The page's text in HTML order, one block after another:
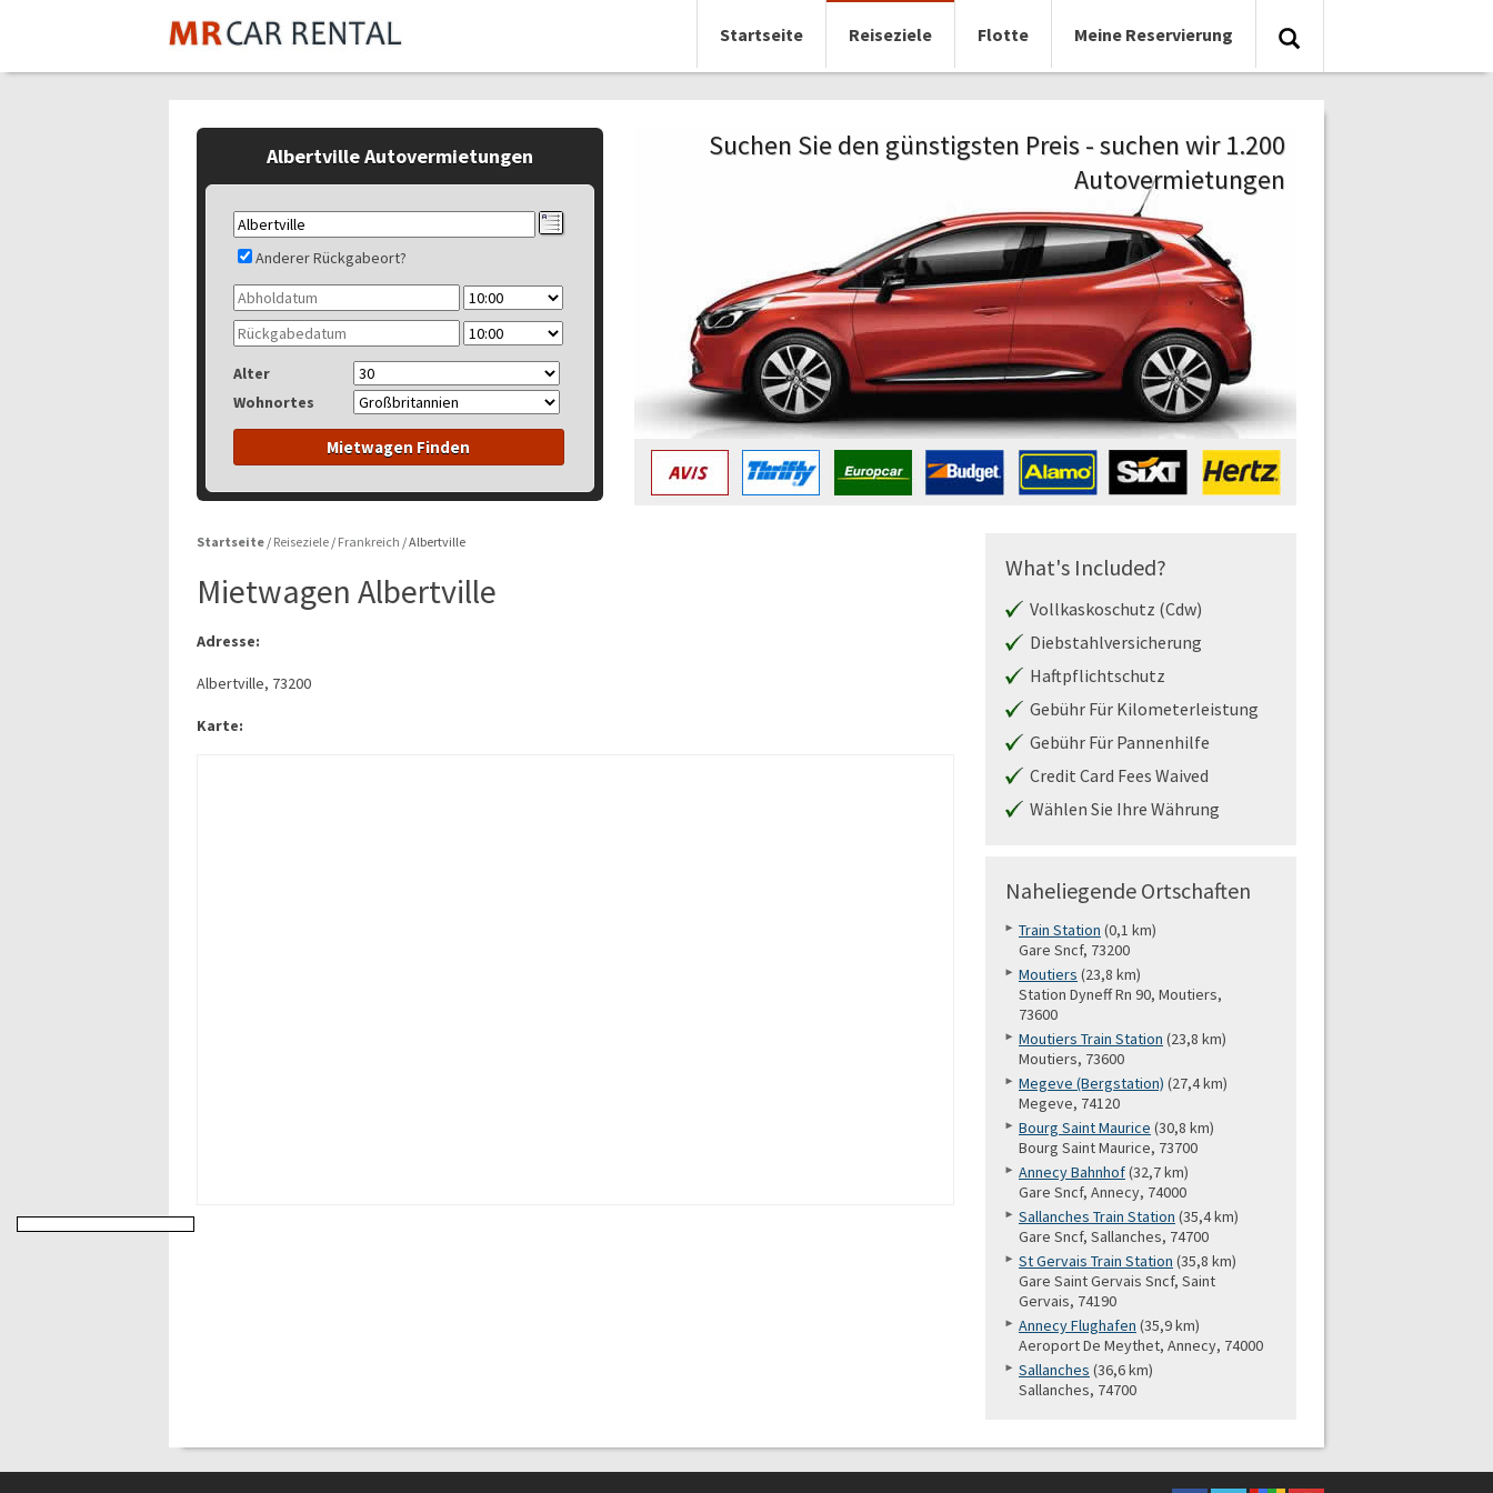
Startseite Reiseziele Flotte Meine Reservierung
Albertville Autovermietungen
Anderer Rückgabeort?
Alter
Wohnortes
Mietwagen Finden
Suchen Sie den günstigsten Preis - suchen wir 1.200
Autovermietungen
Startseite / Reiseziele / Frankreich /Albertville
Mietwagen Albertville
Adresse:
Albertville, 73200
Karte:
What's Included?
Vollkaskoschutz (Cdw)
Diebstahlversicherung
Haftpflichtschutz
Gebühr Für Kilometerleistung
Gebühr Für Pannenhilfe
Credit Card Fees Waived
Wählen Sie Ihre Währung
Naheliegende Ortschaften
Train Station (0,1 km)
Gare Sncf, 73200
Moutiers (23,8 km)
Station Dyneff Rn 90, Moutiers,
73600
Moutiers Train Station (23,8 km)
Moutiers, 73600
Megeve (Bergstation) (27,4 km)
Megeve, 74120
Bourg Saint Maurice (30,8 km)
Bourg Saint Maurice, 73700
Annecy Bahnhof(32,7 km)
Gare Sncf, Annecy, 74000
Sallanches Train Station (35,4 km)
Gare Sncf, Sallanches, 74700
St Gervais Train Station (35,8 km)
Gare Saint Gervais Sncf, Saint
Gervais, 74190
Annecy Flughafen (35,9 km)
Aeroport De Meythet, Annecy, 74000
Sallanches (36,6 km)
Sallanches, 74700